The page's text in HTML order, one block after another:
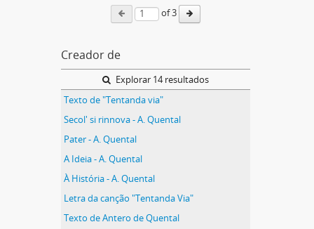
of 3
Creador de
Explorar 14 resultados
Texto de "Tentanda via"
Secol' si rinnova - A. Quental
Pater - A. Quental
A Ideia - A. Quental
À História - A. Quental
Letra da canção "Tentanda Via"
Texto de Antero de Quental